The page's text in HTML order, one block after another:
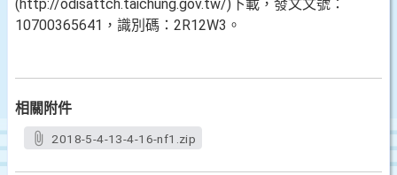
(http://odisattch.taichung.gov.tw/)下載，發文文號：
10700365641，識別碼：2R12W3。
相關附件
2018-5-4-13-4-16-nf1.zip